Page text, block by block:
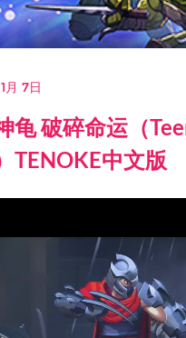
月 7日
龟 破碎命运（
TENOKE中文版